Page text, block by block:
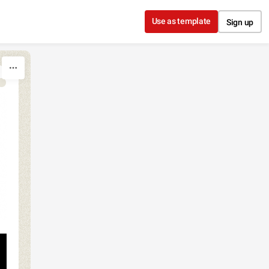
Use as template Sign up